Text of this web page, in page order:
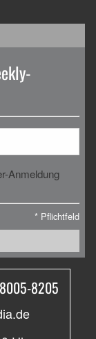
Anmeldung
* Pflichtfeld
8205